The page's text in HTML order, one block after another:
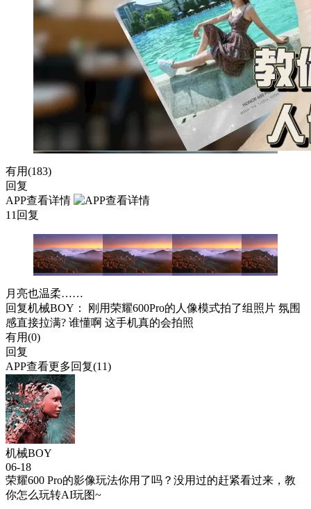
有用(183)
回复
APP查看详情
11回复
月亮也温柔……
回复机械BOY ： 刚用荣耀600Pro的人像模式拍了组照片 氛围
感直接拉满? 谁懂啊 这手机真的会拍照
有用(0)
回复
APP查看更多回复(11)
机械BOY
06-18
荣耀600 Pro的影像玩法你用了吗？没用过的赶紧看过来，教
你怎么玩转AI玩图~